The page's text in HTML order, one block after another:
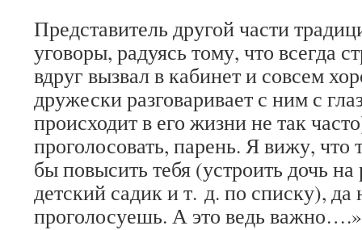
Представитель другой части
уговоры, радуясь тому, что всегда
вдруг вызвал в кабинет и совсем
дружески разговаривает с ним с
происходит в его жизни не так
проголосовать, парень. Я вижу,
бы повысить тебя (устроить дочь
детский садик и т. д. по списку), да
проголосуешь. А это ведь важно….»